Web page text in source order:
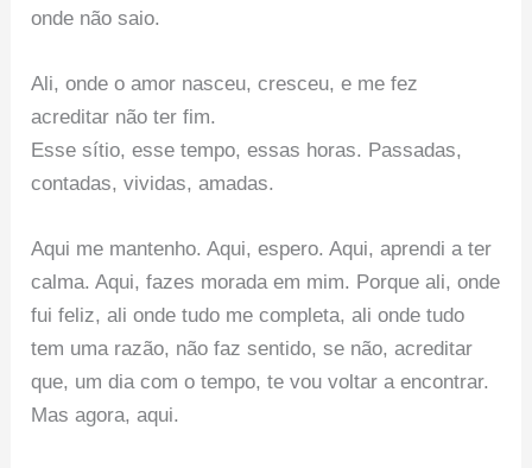
onde não saio.
Ali, onde o amor nasceu, cresceu, e me fez
acreditar não ter fim.
Esse sítio, esse tempo, essas horas. Passadas,
contadas, vividas, amadas.
Aqui me mantenho. Aqui, espero. Aqui, aprendi a ter
calma. Aqui, fazes morada em mim. Porque ali, onde
fui feliz, ali onde tudo me completa, ali onde tudo
tem uma razão, não faz sentido, se não, acreditar
que, um dia com o tempo, te vou voltar a encontrar.
Mas agora, aqui.